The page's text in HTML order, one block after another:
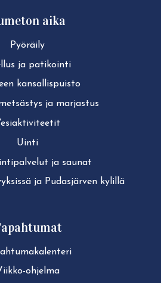
aika
Pyöräily
ja patikointi
kan­sal­lis­puis­to
ja marjastus
Uinti
ja saunat
ja Pudasjärven kylillä
ohjelma